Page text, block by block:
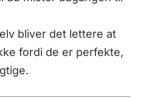
bliver det lettere at
fordi de er perfekte,